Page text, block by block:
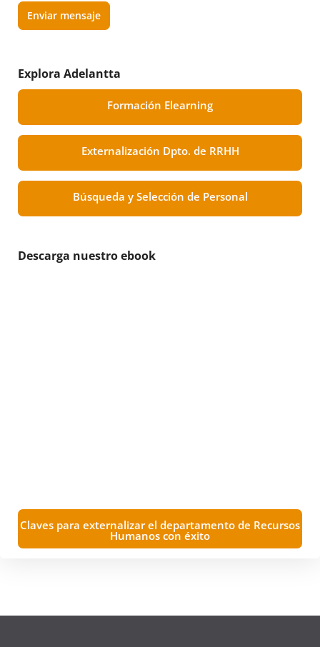
Enviar mensaje
Explora Adelantta
Formación Elearning
Externalización Dpto. de RRHH
Búsqueda y Selección de Personal
Descarga nuestro ebook
Claves para externalizar el departamento de Recursos
Humanos con éxito